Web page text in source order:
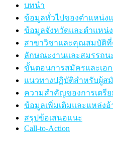
บทนำ
ข้อมูลทั่วไปของตำแหน่ง
ข้อมูลจังหวัดและตำแหน่
สาขาวิชาและคุณสมบัติที่
ลักษณะงานและสมรรถน
ขั้นตอนการสมัครและเอ
แนวทางปฏิบัติสำหรับผู้ส
ความสำคัญของการเตรี
ข้อมูลเพิ่มเติมและแหล่งอ้
สรุปข้อเสนอแนะ
Call-to-Action